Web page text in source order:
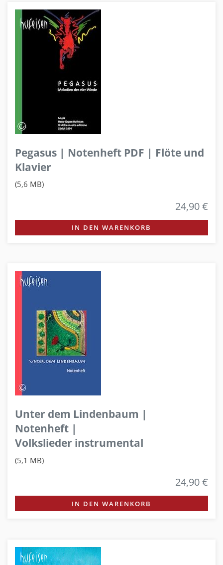
Pegasus | Notenheft PDF | Flöte und
Klavier
(5,6 MB)
24,90 €
IN DEN WARENKORB
Unter dem Lindenbaum |
Notenheft |
Volkslieder instrumental
(5,1 MB)
24,90 €
IN DEN WARENKORB